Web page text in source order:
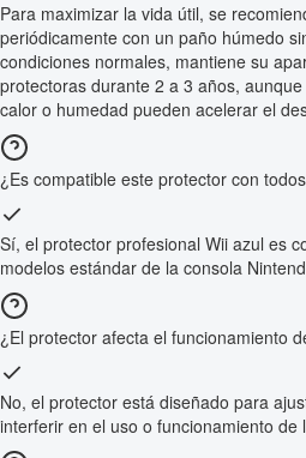
Para maximizar la vida útil, se
periódicamente con un paño húmedo
condiciones normales, mantiene su
protectoras durante 2 a 3 años,
calor o humedad pueden acelerar el
¿Es compatible este protector con
Sí, el protector profesional Wii azul es
modelos estándar de la consola
¿El protector afecta el funcionamiento
No, el protector está diseñado para
interferir en el uso o funcionamiento de